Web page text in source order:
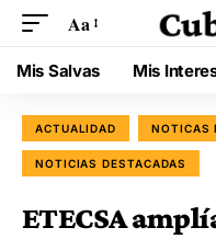
Aa
Mis Salvas Mis
ACTUALIDAD NOTICAS
NOTICIAS DESTACADAS
ETECSA